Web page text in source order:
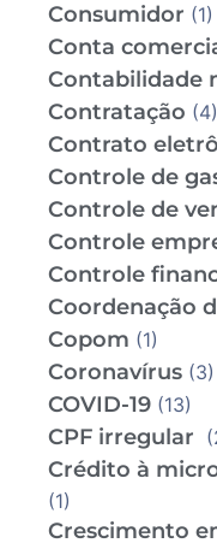
Consumidor (1)
Conta
Contabilidade
Contratação (4)
Contrato
Controle de
Controle de
Controle
Controle
Coordenação
Copom (1)
Coronavírus (3)
COVID-19 (13)
CPF irregular
Crédito à
(1)
Crescimento